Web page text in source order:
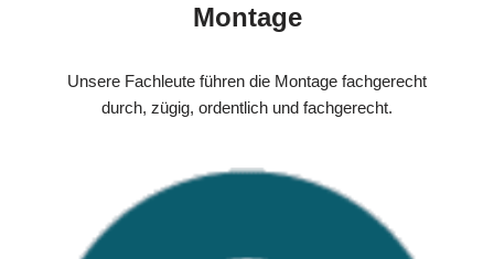
Montage
Unsere Fachleute führen die Montage fachgerecht
durch, zügig, ordentlich und fachgerecht.